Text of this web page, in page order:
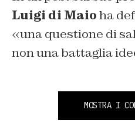
Luigi di Maioha
«una questione di
non una battaglia
MOSTRA I